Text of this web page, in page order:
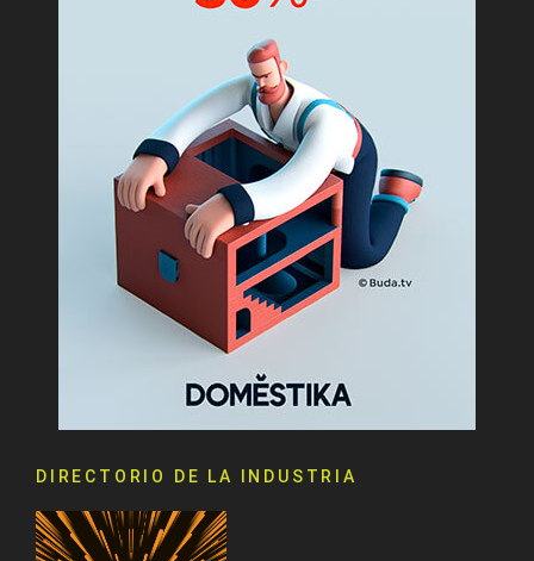
DIRECTORIO DE LA INDUSTRIA